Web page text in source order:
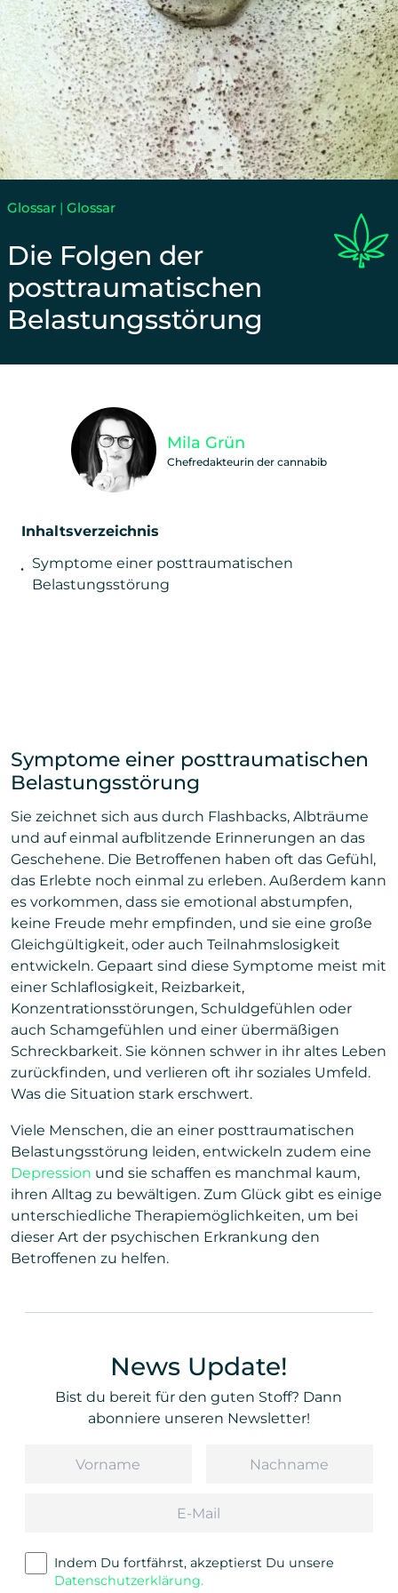
Glossar | Glossar
Die Folgen der
posttraumatischen
Belastungsstörung
Inhaltsverzeichnis
Symptome einer posttraumatischen
Belastungsstörung
Mila Grün
Chefredakteurin der cannabib
Unterstütze unsere Arbeit und teile diesen
Symptome einer posttraumatischen
Belastungsstörung
Sie zeichnet sich aus durch Flashbacks, Albträume
und auf einmal aufblitzende Erinnerungen an das
Geschehene. Die Betroffenen haben oft das Gefühl,
das Erlebte noch einmal zu erleben. Außerdem kann
es vorkommen, dass sie emotional abstumpfen,
keine Freude mehr empfinden, und sie eine große
Gleichgültigkeit, oder auch Teilnahmslosigkeit
entwickeln. Gepaart sind diese Symptome meist mit
einer Schlaflosigkeit, Reizbarkeit,
Konzentrationsstörungen, Schuldgefühlen oder
auch Schamgefühlen und einer übermäßigen
Schreckbarkeit. Sie können schwer in ihr altes Leben
zurückfinden, und verlieren oft ihr soziales Umfeld.
Was die Situation stark erschwert.
Viele Menschen, die an einer posttraumatischen
Belastungsstörung leiden, entwickeln zudem eine
Depression und sie schaffen es manchmal kaum,
ihren Alltag zu bewältigen. Zum Glück gibt es einige
unterschiedliche Therapiemöglichkeiten, um bei
dieser Art der psychischen Erkrankung den
Betroffenen zu helfen.
News Update!
Bist du bereit für den guten Stoff? Dann
abonniere unseren Newsletter!
Indem Du fortfährst, akzeptierst Du unsere
Datenschutzerklärung.